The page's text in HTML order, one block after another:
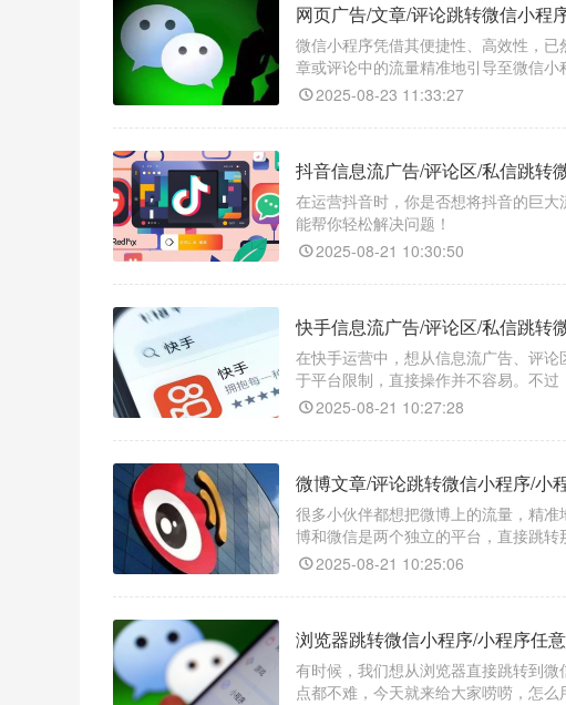
网页广告/文章/评论跳转微信小程
微信小程序凭借其便捷性、高效性，
章或评论中的流量精准地引导至微信
个招，借助一款神奇的跳转工具——【
2025-08-23 11:33:27
抖音信息流广告/评论区/私信跳转
在运营抖音时，你是否想将抖音的巨
能帮你轻松解决问题！​
2025-08-21 10:30:50
快手信息流广告/评论区/私信跳转
在快手运营中，想从信息流广告、评
于平台限制，直接操作并不容易。不过
2025-08-21 10:27:28
微博文章/评论跳转微信小程序/小
很多小伙伴都想把微博上的流量，精
博和微信是两个独立的平台，直接跳
转工具 —— 天天外链，它能轻松实现
2025-08-21 10:25:06
浏览器跳转微信小程序/小程序任
有时候，我们想从浏览器直接跳转到
点都不难，今天就来给大家唠唠，怎么